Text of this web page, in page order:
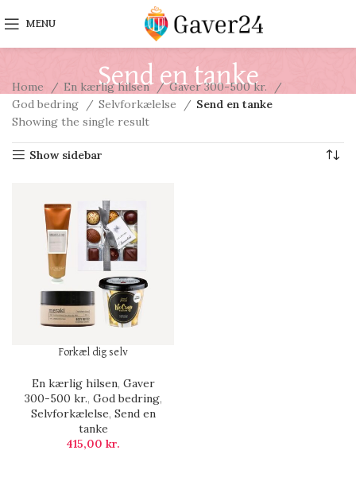
MENU
Send en tanke
Home En kærlig hilsen
Gaver 300-500 kr.
God bedring
Selvforkælelse
Send en tanke
Showing the single result
Show sidebar
Forkæl dig selv
En kærlig hilsen, Gaver
300-500 kr., God bedring,
Selvforkælelse, Send en
tanke
415,00 kr.